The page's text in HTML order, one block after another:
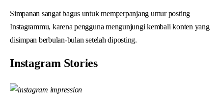
Simpanan sangat bagus untuk memperpanjang umur posting
Instagrammu, karena pengguna mengunjungi kembali konten yang
disimpan berbulan-bulan setelah diposting.
Instagram Stories